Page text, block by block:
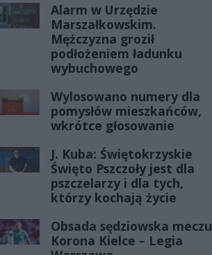
Alarm w Urzędzie
Marszałkowskim.
Mężczyzna groził
podłożeniem ładunku
wybuchowego
Wylosowano numery dla
pomysłów mieszkańców,
wkrótce głosowanie
J. Kuba: Świętokrzyskie
Święto Pszczoły jest dla
pszczelarzy i dla tych,
którzy kochają życie
Obsada sędziowska meczu
Korona Kielce – Legia